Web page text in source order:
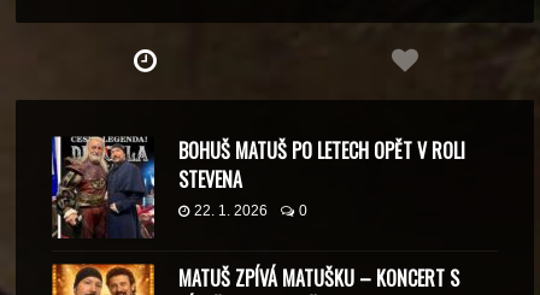
BOHUŠ MATUŠ PO LETECH OPĚT V ROLI
STEVENA
22. 1. 2026 0
MATUŠ ZPÍVÁ MATUŠKU – KONCERT S